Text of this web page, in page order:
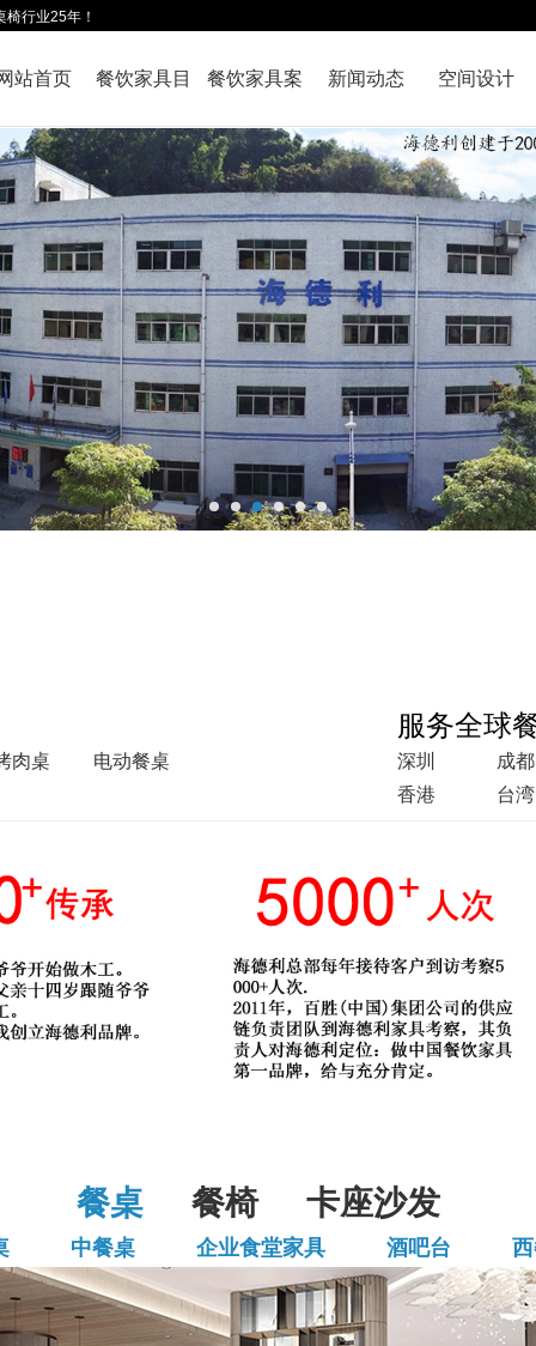
行业25年！
站首页 餐饮家具目 餐饮家具案
例
新闻动态 空间设计
肉桌 电动餐桌
服务全球
深圳
成都
香港
台湾
餐桌 餐椅 卡座沙发
中餐桌 企业食堂家具 酒吧台